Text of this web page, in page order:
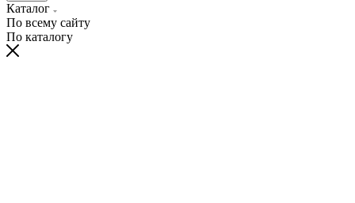
Каталог
По всему сайту
По каталогу